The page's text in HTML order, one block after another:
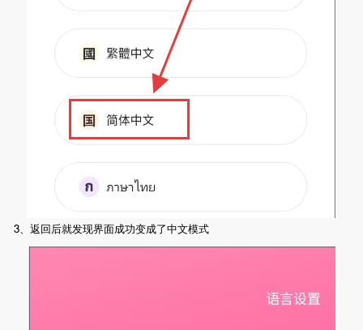
3、返回后就发现界面成功变成了中文模式